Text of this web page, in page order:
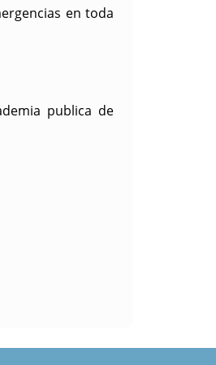
en toda
publica de